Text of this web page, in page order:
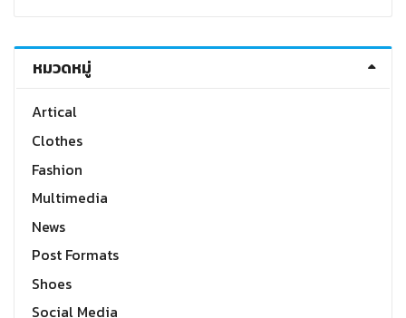
หมวดหมู่
Artical
Clothes
Fashion
Multimedia
News
Post Formats
Shoes
Social Media